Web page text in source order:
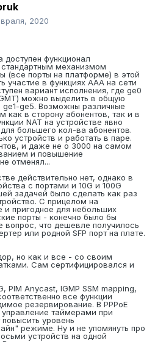
2020
функционал
механизмом
(все порты на платформе) в этой
участие в функциях AAA на сети
вариант исполнения, где ge0
можно выделить в общую
ge1-ge5. Возможны различные
как в сторону абонентов, так и в
NAT на устройстве явно
большего кол-ва абонентов.
устройств и работать в паре.
и даже не о 3000 на самом
и повышение
отменял...
действительно нет, однако в
с портами и 10G и 100G
задачей было сделать как раз
С прицелом на
и пригодное для небольших
порты - конечно было бы
что дешевле получилось
или родной SFP порт на плате.
но как и все - со своим
Сам сертифицировался и
PIM Anycast, IGMP SSM mapping,
все функции
резервирование. В PPPoE
таймерами при
уровень
режиме. Ну и не упомянуть про
устройств на одной